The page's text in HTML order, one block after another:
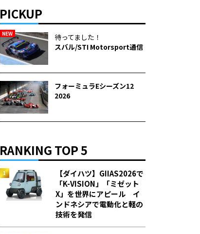
PICKUP
NEW
待ってました！
スバル/STI Motorsport通信
フォーミュラEシーズン12
2026
RANKING TOP 5
【ダイハツ】GIIAS2026で
「K-VISION」「ミゼット
X」を世界にアピール イ
ンドネシアで電動化と軽の
技術を発信